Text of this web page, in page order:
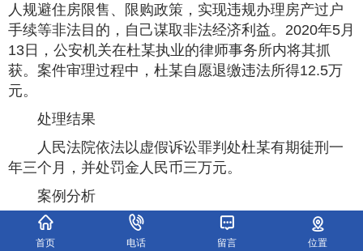
人规避住房限售、限购政策，实现违规办理房产过户
手续等非法目的，自己谋取非法经济利益。2020年5月
13日，公安机关在杜某执业的律师事务所内将其抓
获。案件审理过程中，杜某自愿退缴违法所得12.5万
元。
处理结果
人民法院依法以虚假诉讼罪判处杜某有期徒刑一
年三个月，并处罚金人民币三万元。
案例分析
根据《最高人民法院 最高人民检察院关于办理虚
假诉讼刑事案件适用法律若干问题的解释》第二条第
首页 电话 留言 位置